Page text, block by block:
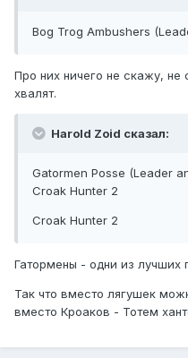
Bog Trog Ambushers
Про них ничего не скажу, не
хвалят.
Harold Zoid сказал:
Gatormen Posse (Leader
Croak Hunter 2
Croak Hunter 2
Гатормены - одни из лучших
Так что вместо лягушек
вместо Кроаков - Тотем